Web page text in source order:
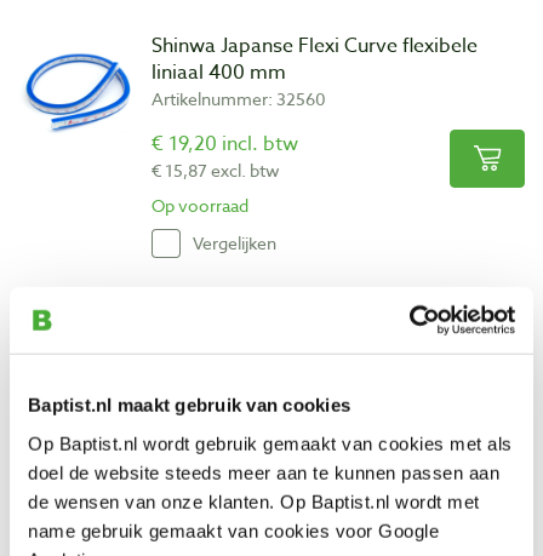
Baptist.nl maakt gebruik van cookies
Op Baptist.nl wordt gebruik gemaakt van cookies met als
doel de website steeds meer aan te kunnen passen aan
de wensen van onze klanten. Op Baptist.nl wordt met
name gebruik gemaakt van cookies voor Google
Shinwa Japanse Flexi Curve flexibele
liniaal 400 mm
Artikelnummer: 32560
€ 19,20 incl. btw
€ 15,87 excl. btw
Op voorraad
Vergelijken
Shinwa Japanse Flexi Curve flexibele
liniaal 800 mm
€ 32,45 incl. btw
€ 26,82 excl. btw
Op voorraad